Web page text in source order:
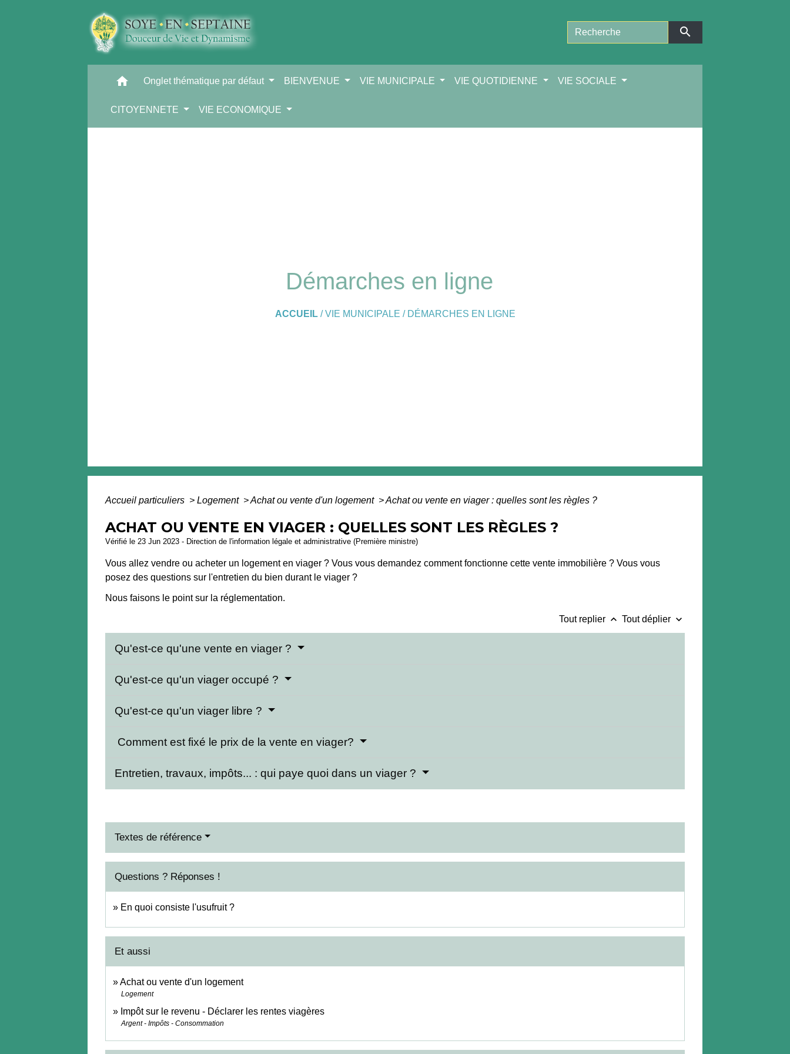
search
home Onglet thématique par défaut BIENVENUE VIE MUNICIPALE VIE QUOTIDIENNE VIE SOCIALE
CITOYENNETE VIE ECONOMIQUE
Démarches en ligne
ACCUEIL/VIE MUNICIPALE / DÉMARCHES EN LIGNE
Accueil particuliers > Logement > Achat ou vente d'un logement > Achat ou vente en viager : quelles sont les règles ?
ACHAT OU VENTE EN VIAGER : QUELLES SONT LES RÈGLES ?
Vérifié le 23 Jun 2023 - Direction de l'information légale et administrative (Première ministre)
Vous allez vendre ou acheter un logement en viager ? Vous vous demandez comment fonctionne cette vente immobilière ? Vous vous
posez des questions sur l'entretien du bien durant le viager ?
Nous faisons le point sur la réglementation.
Tout replier keyboard_arrow_up Tout déplier keyboard_arrow_down
Qu'est-ce qu'une vente en viager ?
Qu'est-ce qu'un viager occupé ?
Qu'est-ce qu'un viager libre ?
Comment est fixé le prix de la vente en viager?
Entretien, travaux, impôts... : qui paye quoi dans un viager ?
Textes de référence
Questions ? Réponses !
En quoi consiste l'usufruit ?
Et aussi
Achat ou vente d'un logement
Logement
Impôt sur le revenu - Déclarer les rentes viagères
Argent - Impôts - Consommation